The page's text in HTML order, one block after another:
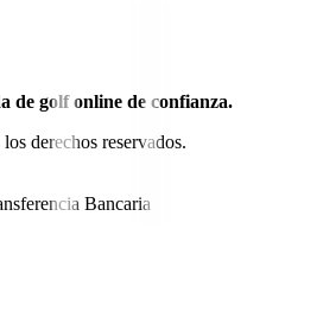
de golf online de confianza.
derechos reservados.
Bancaria